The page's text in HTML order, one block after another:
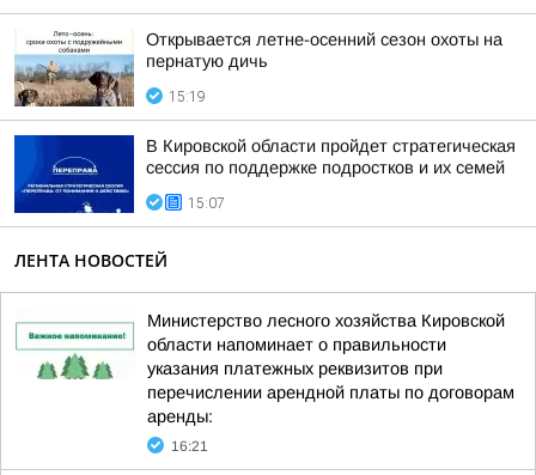
Открывается летне-осенний сезон охоты на
пернатую дичь
15:19
В Кировской области пройдет стратегическая
сессия по поддержке подростков и их семей
15:07
ЛЕНТА НОВОСТЕЙ
Министерство лесного хозяйства Кировской
области напоминает о правильности
указания платежных реквизитов при
перечислении арендной платы по договорам
аренды:
16:21